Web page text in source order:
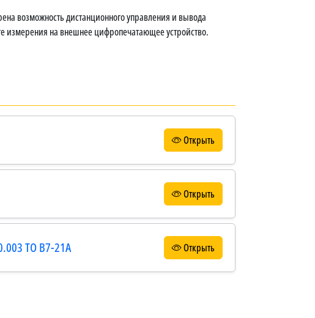
возможность дистанционного управления и вывода
измерения на внешнее цифропечатающее устройство.
Открыть
Открыть
ТО В7-21А Открыть